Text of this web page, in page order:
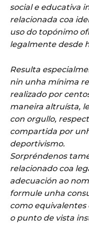
social e educativa
relacionada coa
uso do topónimo
legalmente desde
Resulta
nin unha mínima
realizado por
maneira altruísta,
con orgullo,
compartida por
deportivismo.
Sorpréndenos
relacionado coa
adecuación ao
formule unha
como equivalentes
o punto de vista